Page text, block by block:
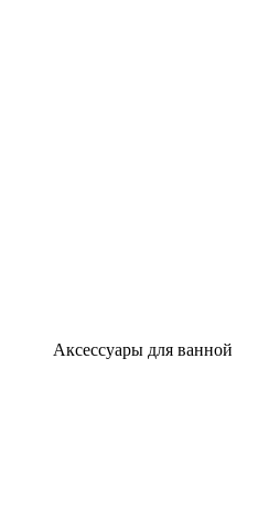
Аксессуары для ванной